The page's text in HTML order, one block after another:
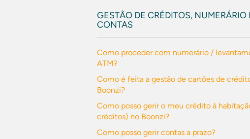
GESTÃO DE CRÉDITOS, NUMERÁRIO
CONTAS
Como proceder com numerário /
ATM?
Como é feita a gestão de cartões de
Boonzi?
Como posso gerir o meu crédito à
créditos) no Boonzi?
Como posso gerir contas a prazo?